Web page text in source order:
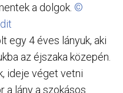
a dolgok. ©
egy 4 éves lányuk, aki
az éjszaka közepén.
ideje véget vetni
a lány a szokásos